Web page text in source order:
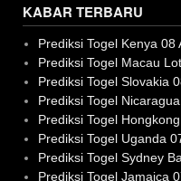
KABAR TERBARU
Prediksi Togel Kenya 08
Prediksi Togel Macau
Prediksi Togel Slovakia
Prediksi Togel
Prediksi Togel
Prediksi Togel Uganda
Prediksi Togel Sydney
Prediksi Togel Jamaica